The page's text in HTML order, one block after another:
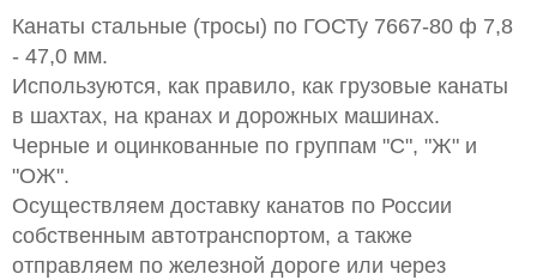
Канаты стальные (тросы) по ГОСТу 7667-80 ф 7,8
- 47,0 мм.
Используются, как правило, как грузовые канаты
в шахтах, на кранах и дорожных машинах.
Черные и оцинкованные по группам "С", "Ж" и
"ОЖ".
Осуществляем доставку канатов по России
собственным автотранспортом, а также
отправляем по железной дороге или через